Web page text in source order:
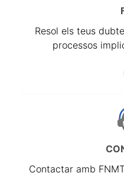
Resol els teus
processos
Contactar amb